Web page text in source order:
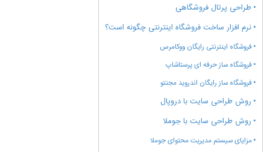
طراحی پرتال فروشگاهی
نرم افزار ساخت فروشگاه اینترنتی چگونه است؟
فروشگاه اینترنتی رایگان ووکامرس
فروشگاه ساز حرفه ای پرستاشاپ
فروشگاه ساز رایگان اندروید مجنتو
روش طراحی سایت با دروپال
روش طراحی سایت با جوملا
مزایای سیستم مدیریت محتوای جوملا